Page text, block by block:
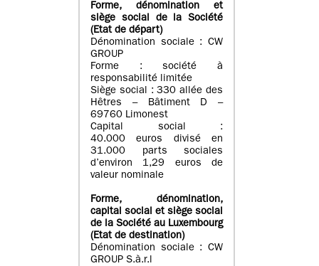
Forme, dénomination et
siège social de la Société
(Etatde départ)
Dénomination sociale : CW
GROUP
Forme : société à
responsabilité limitée
Siège social : 330 allée des
Hêtres – Bâtiment D –
69760 Limonest
Capital social :
40.000 euros divisé en
31.000 parts sociales
d’environ 1,29 euros de
valeur nominale
Forme, dénomination,
capital social et siège social
de la Société au Luxembourg
(Etat de destination)
Dénomination sociale : CW
GROUP S.à.r.l